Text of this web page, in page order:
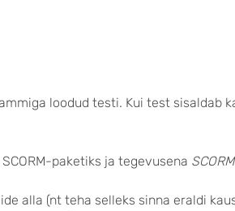
loodud testi. Kui test sisaldab
paketiks ja tegevusena
alla (nt teha selleks sinna eraldi